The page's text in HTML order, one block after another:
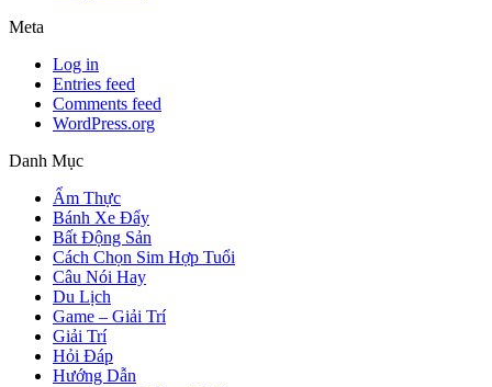
Meta
Log in
Entries feed
Comments feed
WordPress.org
Danh Mục
Ẩm Thực
Bánh Xe Đẩy
Bất Động Sản
Cách Chọn Sim Hợp Tuổi
Câu Nói Hay
Du Lịch
Game – Giải Trí
Giải Trí
Hỏi Đáp
Hướng Dẫn